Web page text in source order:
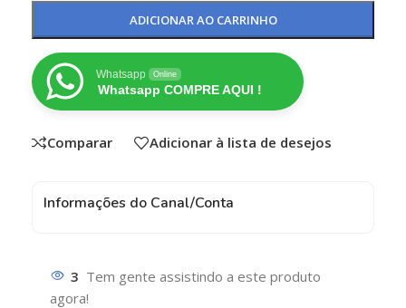
ADICIONAR AO CARRINHO
Whatsapp Online
Whatsapp COMPRE AQUI !
Comparar Adicionar à lista de desejos
Informações do Canal/Conta
3 Tem gente assistindo a este produto
agora!